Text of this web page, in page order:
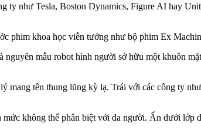
ty như Tesla, Boston Dynamics, Figure AI hay
phim khoa học viễn tưởng như bộ phim Ex
mẫu robot hình người sở hữu một khuôn
tên thung lũng kỳ lạ. Trái với các công ty
không thể phân biệt với da người. Ẩn dưới lớp